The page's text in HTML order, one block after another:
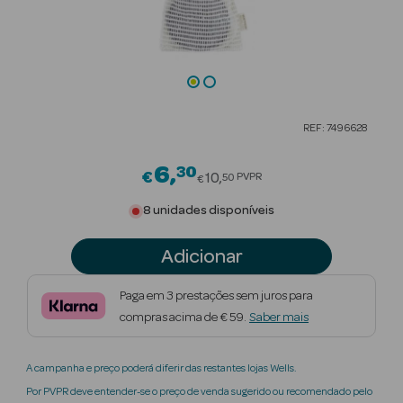
Beauty Season
Beauty Season
Beauty Season
Beauty Season
REF: 7496628
€6 30Price reduced from
€10 50 PVPR
8 unidades disponíveis
Adicionar
Paga em 3 prestações sem juros para
compras acima de € 59. Saber mais
A campanha e preço poderá diferir das restantes lojas Wells.
Por PVPR deve entender-se o preço de venda sugerido ou recomendado pelo